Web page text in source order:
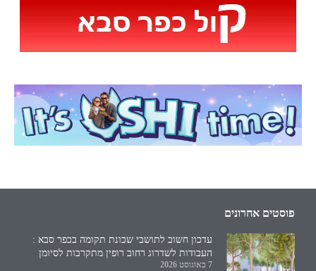
פוסטים אחרונים
עדכון חשוב לתושבי שכונת תקומה בכפר סבא :
העבודות לשדרוג רחוב רופין מתקרבות לסיומן
7 באוגוסט 2026